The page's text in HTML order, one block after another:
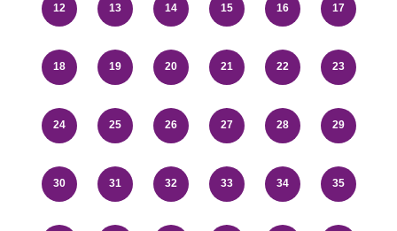
12 13 14 15 16 17
18 19 20 21 22 23
24 25 26 27 28 29
30 31 32 33 34 35